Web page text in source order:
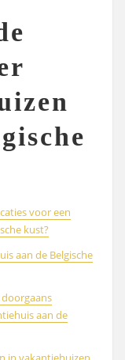
voor een
kust?
aan de Belgische
aan de